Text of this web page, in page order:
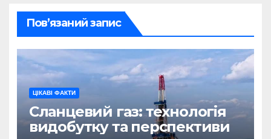
Пов’язаний запис
ЦІКАВІ ФАКТИ
Сланцевий газ: технологія
видобутку та перспективи